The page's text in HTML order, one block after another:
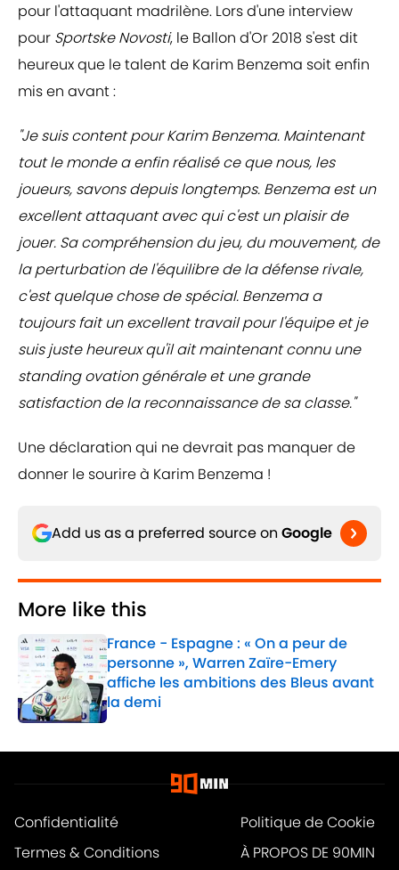
pour l'attaquant madrilène. Lors d'une interview
pour Sportske Novosti, le Ballon d'Or 2018 s'est dit
heureux que le talent de Karim Benzema soit enfin
mis en avant :
"Je suis content pour Karim Benzema. Maintenant
tout le monde a enfin réalisé ce que nous, les
joueurs, savons depuis longtemps. Benzema est un
excellent attaquant avec qui c'est un plaisir de
jouer. Sa compréhension du jeu, du mouvement, de
la perturbation de l'équilibre de la défense rivale,
c'est quelque chose de spécial. Benzema a
toujours fait un excellent travail pour l'équipe et je
suis juste heureux qu'il ait maintenant connu une
standing ovation générale et une grande
satisfaction de la reconnaissance de sa classe."
Une déclaration qui ne devrait pas manquer de
donner le sourire à Karim Benzema !
Add us as a preferred source on Google
More like this
France - Espagne : « On a peur de
personne », Warren Zaïre-Emery
affiche les ambitions des Bleus avant
la demi
Published by on Invalid Date
Confidentialité
Politique de Cookie
Termes & Conditions
À PROPOS DE 90MIN